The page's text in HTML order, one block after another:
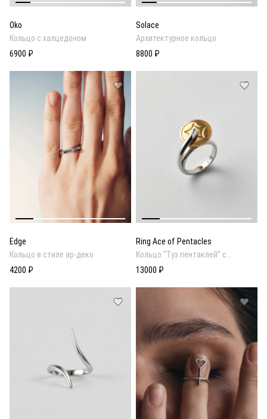
Oko
Кольцо с халцедоном
6900 ₽
Solace
Архитектурное кольцо
8800 ₽
Edge
Кольцо в стиле ар-деко
4200 ₽
Ring Ace of Pentacles
Кольцо “Туз пентаклей” с
подвижной деталью — монетой и
вставкой из цитрина на
внутренней стороне
13000 ₽